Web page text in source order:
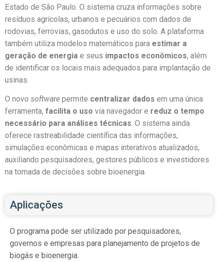
Estado de São Paulo. O sistema cruza informações sobre
resíduos agrícolas, urbanos e pecuários com dados de
rodovias, ferrovias, gasodutos e uso do solo. A plataforma
também utiliza modelos matemáticos para estimar a
geração de energia e seus impactos econômicos, além
de identificar os locais mais adequados para implantação de
usinas.
O novo software permite centralizar dados em uma única
ferramenta, facilita o uso via navegador e reduz o tempo
necessário para análises técnicas. O sistema ainda
oferece rastreabilidade científica das informações,
simulações econômicas e mapas interativos atualizados,
auxiliando pesquisadores, gestores públicos e investidores
na tomada de decisões sobre bioenergia.
Aplicações
O programa pode ser utilizado por pesquisadores,
governos e empresas para planejamento de projetos de
biogás e bioenergia.